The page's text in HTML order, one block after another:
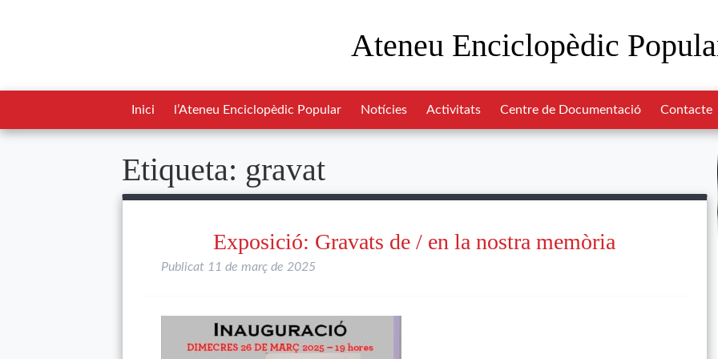
Ateneu Enciclopèdic
Inici l’Ateneu Enciclopèdic Popular Notícies Activitats Centre de Documentació Contacte
Etiqueta: gravat
Exposició: Gravats de / en la nostra memòria
Publicat 11 de març de 2025